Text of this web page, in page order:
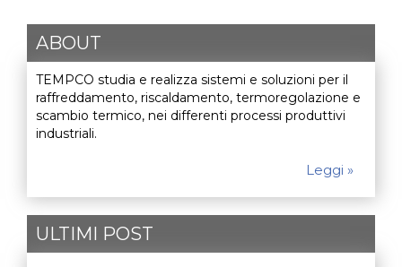
ABOUT
TEMPCO studia e realizza sistemi e soluzioni per il
raffreddamento, riscaldamento, termoregolazione e
scambio termico, nei differenti processi produttivi
industriali.
Leggi »
ULTIMI POST